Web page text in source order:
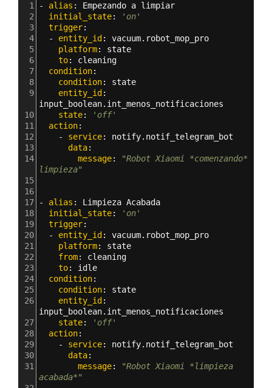
1 - alias : Empezando a limpiar
2
  initial_state
:
'on'
3
  trigger
:
4
  -
entity_id : vacuum.robot_mop_pro
5
platform: state
6
to: cleaning
7
  condition
:
8
condition: state
9
entity_id
input_boolean.int_menos_notificaciones
10
state:
'off'
11
  action
:
12
- service: notify.notif_telegram_bot
13
data:
14
message:
"Robot Xiaomi *comenzando*
limpieza"
15
16
17
- alias : Limpieza Acabada
18
  initial_state
:
'on'
19
  trigger
:
20
  -
entity_id : vacuum.robot_mop_pro
21
platform: state
22
from: cleaning
23
to: idle
24
  condition
:
25
condition: state
26
entity_id
input_boolean.int_menos_notificaciones
27
state:
'off'
28
  action
:
29
- service: notify.notif_telegram_bot
30
data:
31
message:
"Robot Xiaomi *limpieza
acabada*"